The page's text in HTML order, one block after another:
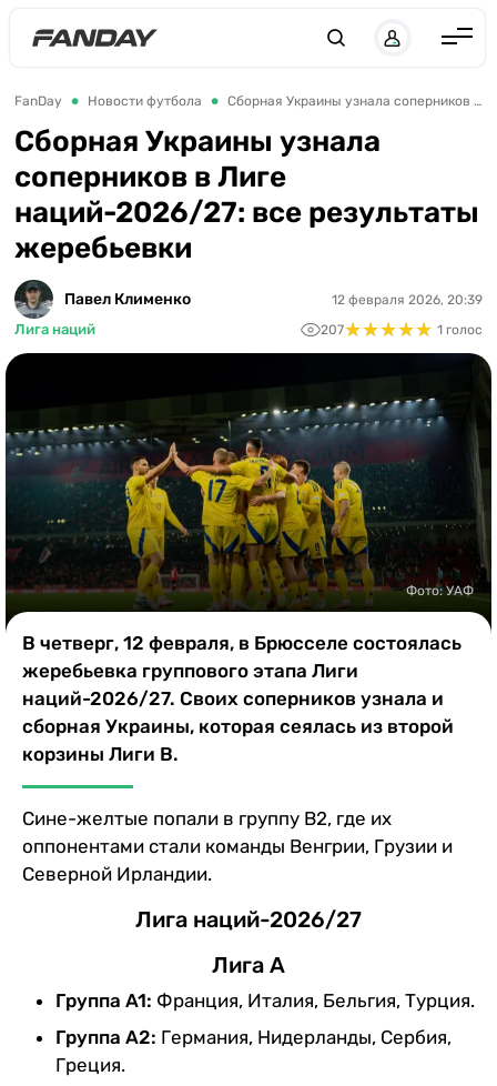
Англия
Испания
Германия
Италия
Украина
ЛЧ
ЧЕ-2028
Букмекеры
Казино
FanDay Новости футбола Сборная Украины узнала соперников в Лиге наций-2026/27: все результаты жеребьевки
Сборная Украины узнала
соперников в Лиге
наций-2026/27: все результаты
жеребьевки
Павел Клименко
Лига наций
12 февраля 2026, 20:39
207★★★★★
★★★★★ 1 голос
Фото: УАФ
В четверг, 12 февраля, в Брюсселе состоялась
жеребьевка группового этапа Лиги
наций-2026/27. Своих соперников узнала и
сборная Украины, которая сеялась из второй
корзины Лиги В.
Сине-желтые попали в группу B2, где их
оппонентами стали команды Венгрии, Грузии и
Северной Ирландии.
Лига наций-2026/27
Лига А
Группа A1: Франция, Италия, Бельгия, Турция.
Группа A2: Германия, Нидерланды, Сербия,
Греция.